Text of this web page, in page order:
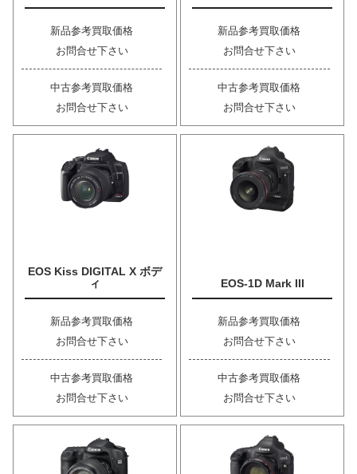
新品参考買取価格
お問合せ下さい
中古参考買取価格
お問合せ下さい
新品参考買取価格
お問合せ下さい
中古参考買取価格
お問合せ下さい
EOS Kiss DIGITAL X ボデ
ィ
新品参考買取価格
お問合せ下さい
中古参考買取価格
お問合せ下さい
EOS-1D Mark III
新品参考買取価格
お問合せ下さい
中古参考買取価格
お問合せ下さい